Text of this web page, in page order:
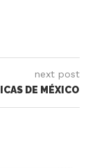
next post
DE MÉXICO